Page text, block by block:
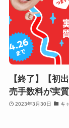
【終了】【初
売手数料が実質
2023年3月30日 キ